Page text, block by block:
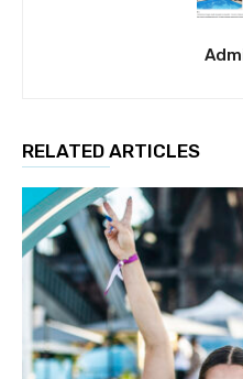
RELATED ARTICLES